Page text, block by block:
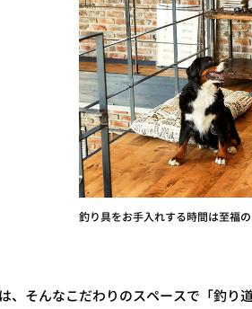
釣り具をお手入れする時間は至福
、そんなこだわりのスペースで「釣り